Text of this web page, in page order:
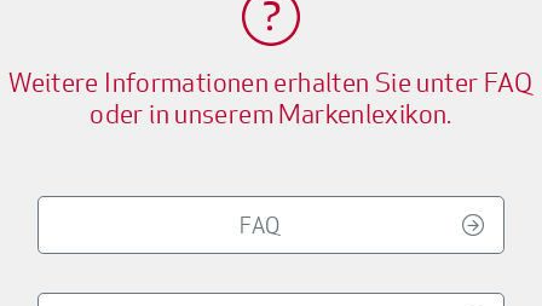
Weitere Informationen erhalten Sie unter FAQ
oder in unserem Markenlexikon.
FAQ